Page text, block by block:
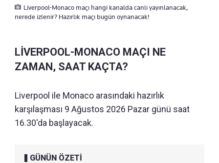
Liverpool-Monaco maçı hangi kanalda canlı yayınlanacak,
nerede izlenir? Hazırlık maçı bugün oynanacak!
LİVERPOOL-MONACO MAÇI NE
ZAMAN, SAAT KAÇTA?
Liverpool ile Monaco arasındaki hazırlık
karşılaşması 9 Ağustos 2026 Pazar günü saat
16.30'da başlayacak.
GÜNÜN ÖZETİ